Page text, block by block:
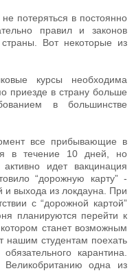
потеряться в постоянно
правил и законов
Вот некоторые из
курсы необходима
приезде в страну больше
в большинстве
все прибывающие в
в течение 10 дней, но
идет вакцинация
“дорожную карту” -
и выхода из локдауна. При
с “дорожной картой”
планируются перейти к
станет возможным
нашим студентам поехать
карантина.
одна из